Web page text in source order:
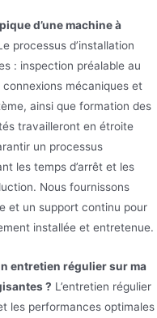
d’une machine à
processus d’installation
: inspection préalable au
mécaniques et
ainsi que formation des
travailleront en étroite
un processus
les temps d’arrêt et les
Nous fournissons
et un support continu pour
installée et entretenue.
entretien régulier sur ma
? L’entretien régulier
les performances optimales